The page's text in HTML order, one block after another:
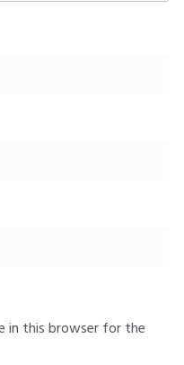
in this browser for the